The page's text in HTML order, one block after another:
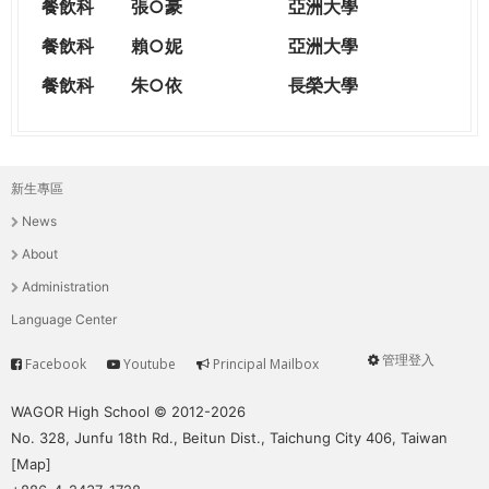
餐飲科 張○豪
亞洲大學
餐飲科
賴○妮
亞洲大學
餐飲科
朱○依 長榮大學
主
選
單
新生專區
News
About
Administration
Language Center
User
管理登入
Service
Facebook Youtube Principal Mailbox
WAGOR High School © 2012-2026
No. 328, Junfu 18th Rd., Beitun Dist., Taichung City 406, Taiwan
[Map]